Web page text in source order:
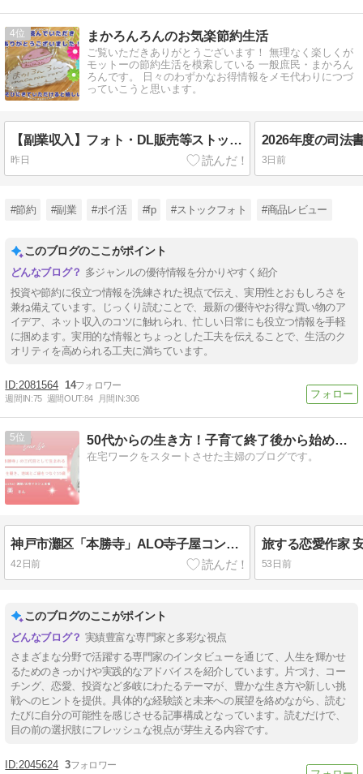
4 まかろんろんのお気楽節約生活
ご覧いただきありがとうございます！ 無理なく楽しくが
モットーの節約生活を模索している 一般庶民・まかろん
ろんです。 日々のわずかなお得情報をメモ代わりにつづ
っていこうと思います。
【副業収入】フォト・DL販売等ストック＋ポイ活等2026年7月のネット収支公開！
昨日 3日前
#節約 #副業 #ポイ活 #fp #ストックフォト #商品レビュー
このブログのここがポイント
多ジャンルの優待情報を分かりやすく紹介
投資や節約に役立つ情報を洗練された視点で伝え、実用性とおもしろさを
兼ね備えています。じっくり読むことで、最新の優待やお得な買い物のア
イデア、ネット収入のコツに触れられ、忙しい日常にも役立つ情報を手軽
に掴めます。実用的な情報とちょっとした工夫を伝えることで、生活のク
オリティを高められる工夫に満ちています。
2081564 14
週間IN:75 週間OUT:84 月間IN:306
5 50代からの生き方！子育て終了後から始める在宅ワークブログ
在宅ワークをスタートさせた主婦のブログです。
神戸市灘区「本勝寺」ALO寺子屋コンブチャ(KOMBUCHA)講師/お寺マルシェ主催｜青柳宏美さんへ【インタビュー】
42日前 53日前
このブログのここがポイント
実績豊富な専門家と多彩な視点
さまざまな分野で活躍する専門家のインタビューを通じて、人生を輝かせ
るためのきっかけや実践的なアドバイスを紹介しています。片づけ、コー
チング、恋愛、投資など多岐にわたるテーマが、豊かな生き方や新しい挑
戦へのヒントを提供。具体的な経験談と未来への展望を絡めながら、読む
たびに自分の可能性を感じさせる記事構成となっています。読むだけで、
目の前の選択肢にフレッシュな視点が芽生える内容です。
2045624 3